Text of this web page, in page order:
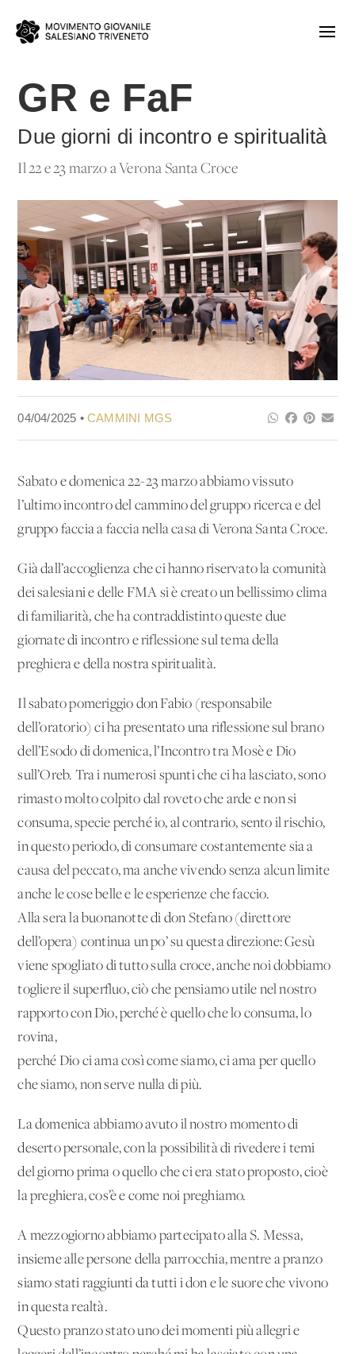
GR e FaF
Due giorni di incontro e spiritualità
Il 22 e 23 marzo a Verona Santa Croce
04/04/2025 •CAMMINI MGS
Sabato e domenica 22-23 marzo abbiamo vissuto
l’ultimo incontro del cammino del gruppo ricerca e del
gruppo faccia a faccia nella casa di Verona Santa Croce.
Già dall’accoglienza che ci hanno riservato la comunità
dei salesiani e delle FMA si è creato un bellissimo clima
di familiarità, che ha contraddistinto queste due
giornate di incontro e riflessione sul tema della
preghiera e della nostra spiritualità.
Il sabato pomeriggio don Fabio (responsabile
dell’oratorio) ci ha presentato una riflessione sul brano
dell’Esodo di domenica, l’Incontro tra Mosè e Dio
sull’Oreb. Tra i numerosi spunti che ci ha lasciato, sono
rimasto molto colpito dal roveto che arde e non si
consuma, specie perché io, al contrario, sento il rischio,
in questo periodo, di consumare costantemente sia a
causa del peccato, ma anche vivendo senza alcun limite
anche le cose belle e le esperienze che faccio.
Alla sera la buonanotte di don Stefano (direttore
dell’opera) continua un po’ su questa direzione: Gesù
viene spogliato di tutto sulla croce, anche noi dobbiamo
togliere il superfluo, ciò che pensiamo utile nel nostro
rapporto con Dio, perché è quello che lo consuma, lo
rovina,
perché Dio ci ama così come siamo, ci ama per quello
che siamo, non serve nulla di più.
La domenica abbiamo avuto il nostro momento di
deserto personale, con la possibilità di rivedere i temi
del giorno prima o quello che ci era stato proposto, cioè
la preghiera, cos’è e come noi preghiamo.
A mezzogiorno abbiamo partecipato alla S. Messa,
insieme alle persone della parrocchia, mentre a pranzo
siamo stati raggiunti da tutti i don e le suore che vivono
in questa realtà.
Questo pranzo stato uno dei momenti più allegri e